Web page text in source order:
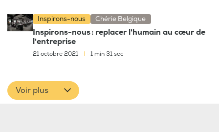
Inspirons-nous Chérie Belgique
Inspirons-nous : replacer l'humain au cœur de
l'entreprise
21 octobre 2021 1 min 31 sec
Voir plus